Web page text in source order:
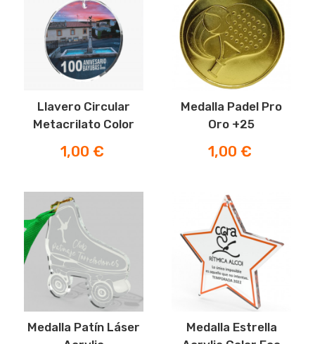
Llavero Circular
Metacrilato Color
Precio
1,00 €
Medalla Padel Pro
Oro +25
Precio
1,00 €
Medalla Patín Láser
Medalla Estrella